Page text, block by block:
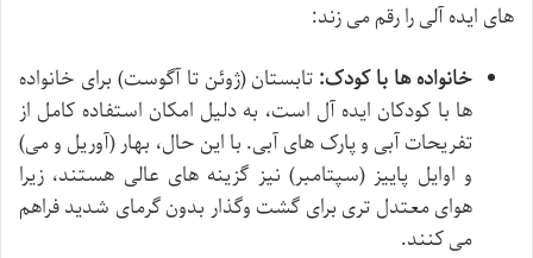
های ایده آلی را رقم می زند:
خانواده ها با کودک: تابستان (ژوئن تا آگوست) برای خانواده
ها با کودکان ایده آل است، به دلیل امکان استفاده کامل از
تفریحات آبی و پارک های آبی. با این حال، بهار (آوریل و می)
و اوایل پاییز (سپتامبر) نیز گزینه های عالی هستند، زیرا
هوای معتدل تری برای گشت وگذار بدون گرمای شدید فراهم
می کنند.